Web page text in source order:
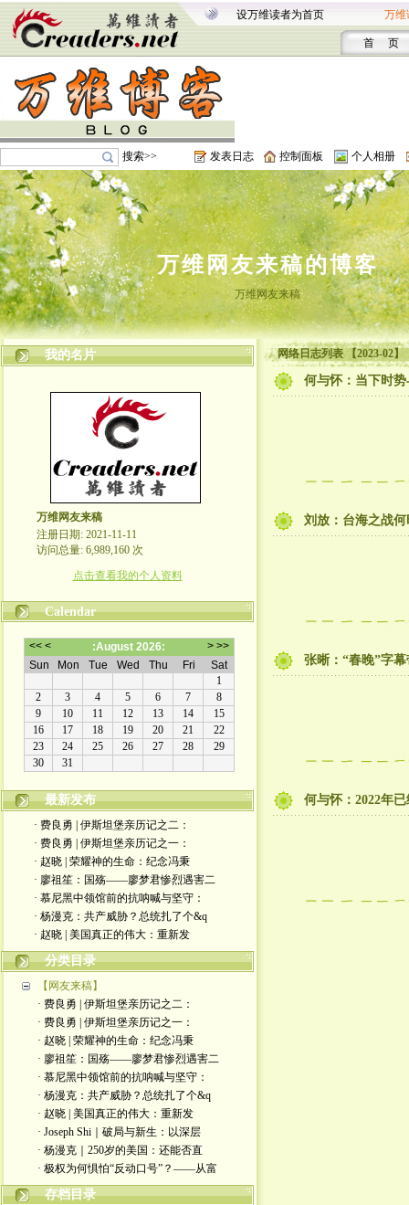
设万维读者为首页 万维
首 页
搜索>> 发表日志 控制面板 个人相册
万维网友来稿的博客
万维网友来稿
我的名片
万维网友来稿
注册日期: 2021-11-11
访问总量: 6,989,160 次
点击查看我的个人资料
Calendar
最新发布
· 费良勇 | 伊斯坦堡亲历记之二：
· 费良勇 | 伊斯坦堡亲历记之一：
· 赵晓 | 荣耀神的生命：纪念冯秉
· 廖祖笙：国殇——廖梦君惨烈遇害二
· 慕尼黑中领馆前的抗呐喊与坚守：
· 杨漫克：共产威胁？总统扎了个&q
· 赵晓 | 美国真正的伟大：重新发
分类目录
【网友来稿】
· 费良勇 | 伊斯坦堡亲历记之二：
· 费良勇 | 伊斯坦堡亲历记之一：
· 赵晓 | 荣耀神的生命：纪念冯秉
· 廖祖笙：国殇——廖梦君惨烈遇害二
· 慕尼黑中领馆前的抗呐喊与坚守：
· 杨漫克：共产威胁？总统扎了个&q
· 赵晓 | 美国真正的伟大：重新发
· Joseph Shi｜破局与新生：以深层
· 杨漫克｜250岁的美国：还能否直
· 极权为何惧怕“反动口号”？——从富
存档目录
网络日志列表 【2023-02】
何与怀：当下时
刘放：台海之战
张晰：“春晚”字
何与怀：2022年